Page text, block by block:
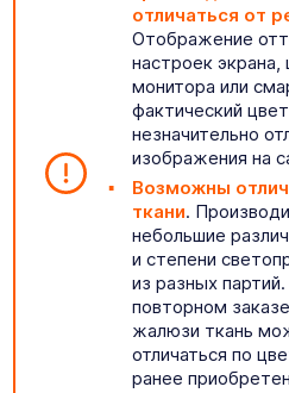
отличаться от
Отображение
настроек
монитора или
фактический
незначительно
изображения на
Возможны
ткани.
небольшие
и степени
из разных
повторном
жалюзи ткань
отличаться по
ранее